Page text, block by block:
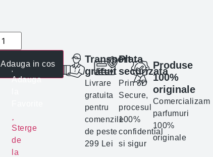
Adauga in cos
Adauga
Sterge
de
la
Transport
gratuit
Livrare
gratuita
pentru
comenzile
de peste
299 Lei
Plata
securizata
Prin 3D
Secure,
procesul
100%
confidential
si sigur
Produse
100%
originale
Comercializam
parfumuri
100%
originale